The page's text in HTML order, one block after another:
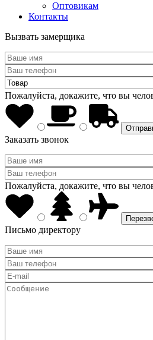
Оптовикам
Контакты
Вызвать замерщика
Пожалуйста, докажите, что вы
Заказать звонок
Пожалуйста, докажите, что вы
Письмо директору